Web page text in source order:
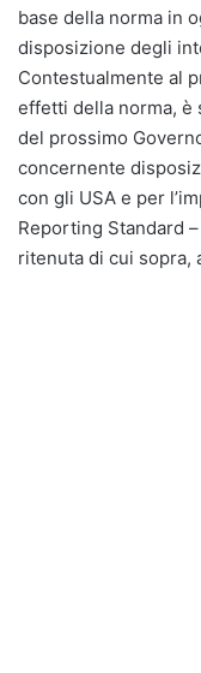
base della norma in
disposizione degli
Contestualmente al
effetti della norma, è
del prossimo
concernente
con gli USA e per
Reporting Standard
ritenuta di cui sopra,